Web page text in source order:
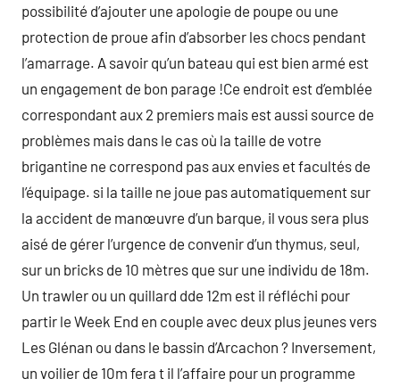
possibilité d’ajouter une apologie de poupe ou une
protection de proue afin d’absorber les chocs pendant
l’amarrage. A savoir qu’un bateau qui est bien armé est
un engagement de bon parage !Ce endroit est d’emblée
correspondant aux 2 premiers mais est aussi source de
problèmes mais dans le cas où la taille de votre
brigantine ne correspond pas aux envies et facultés de
l’équipage. si la taille ne joue pas automatiquement sur
la accident de manœuvre d’un barque, il vous sera plus
aisé de gérer l’urgence de convenir d’un thymus, seul,
sur un bricks de 10 mètres que sur une individu de 18m.
Un trawler ou un quillard dde 12m est il réfléchi pour
partir le Week End en couple avec deux plus jeunes vers
Les Glénan ou dans le bassin d’Arcachon ? Inversement,
un voilier de 10m fera t il l’affaire pour un programme